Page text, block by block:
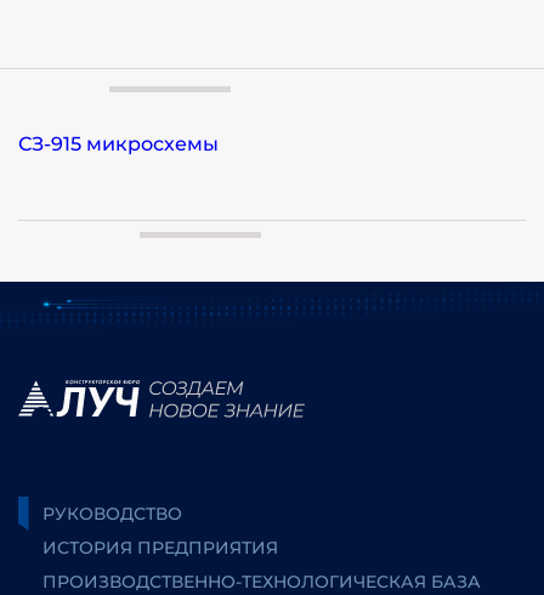
СЗ-915 микросхемы
РУКОВОДСТВО
ИСТОРИЯ ПРЕДПРИЯТИЯ
ПРОИЗВОДСТВЕННО-ТЕХНОЛОГИЧЕСКАЯ БАЗА